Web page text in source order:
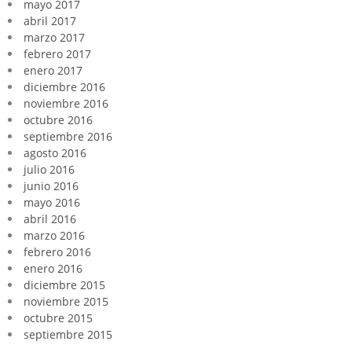
mayo 2017
abril 2017
marzo 2017
febrero 2017
enero 2017
diciembre 2016
noviembre 2016
octubre 2016
septiembre 2016
agosto 2016
julio 2016
junio 2016
mayo 2016
abril 2016
marzo 2016
febrero 2016
enero 2016
diciembre 2015
noviembre 2015
octubre 2015
septiembre 2015